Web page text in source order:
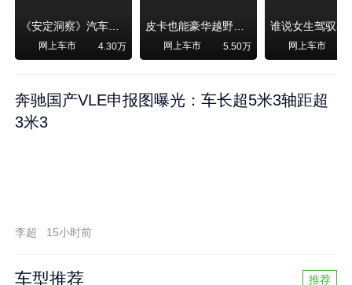
《安定洞察》汽车烧不烧油，和石油安全无关！
网上车市 4.30万
皮卡也能豪华越野！纵横F700上市，限时卖29.99万起
网上车市 5.50万 网上车市
奔驰国产VLE申报图曝光：车长超5米3轴距超
3米3
李超 15小时前
车型推荐 推荐